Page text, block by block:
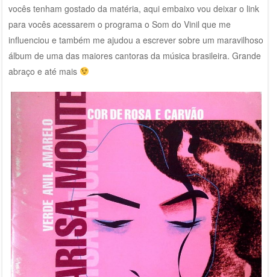
vocês tenham gostado da matéria, aqui embaixo vou deixar o link
para vocês acessarem o programa o Som do Vinil que me
influenciou e também me ajudou a escrever sobre um maravilhoso
álbum de uma das maiores cantoras da música brasileira. Grande
abraço e até mais